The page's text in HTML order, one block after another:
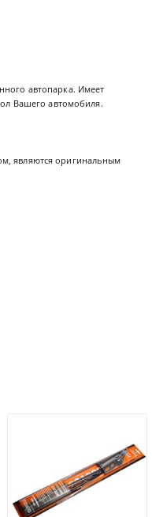
автопарка. Имеет
Вашего автомобиля.
являются оригинальным